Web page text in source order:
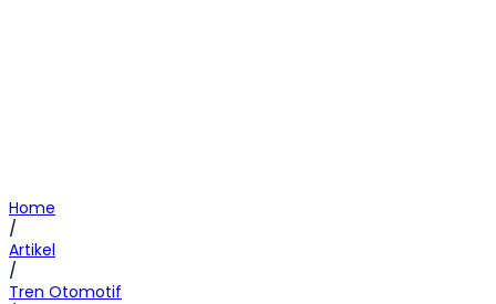
Home
/
Artikel
/
Tren Otomotif